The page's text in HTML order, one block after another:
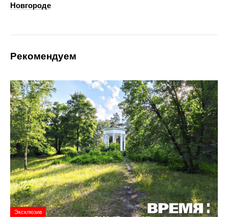
Новгороде
Рекомендуем
Эксклюзив